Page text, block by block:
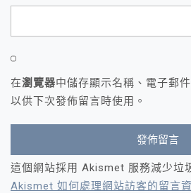
在瀏覽器中儲存顯示名稱、電子郵
以供下次發佈留言時使用。
這個網站採用 Akismet 服務減少垃
Akismet 如何處理網站訪客的留言